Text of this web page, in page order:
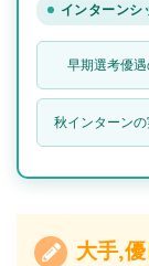
インターンシ
早期選考優
秋インターン
大手,